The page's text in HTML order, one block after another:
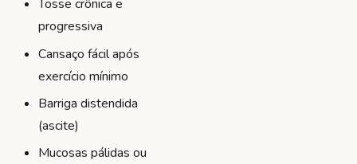
Tosse crônica e
progressiva
Cansaço fácil após
exercício mínimo
Barriga distendida
(ascite)
Mucosas pálidas ou